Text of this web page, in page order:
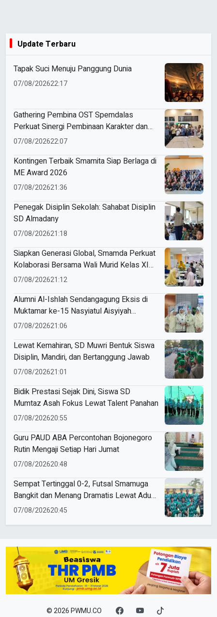
Update Terbaru
Tapak Suci Menuju Panggung Dunia
07/08/202622:17
Gathering Pembina OST Spemdalas
Perkuat Sinergi Pembinaan Karakter dan
Prestasi Siswa
07/08/202622:07
Kontingen Terbaik Smamita Siap Berlaga di
ME Award 2026
07/08/202621:36
Penegak Disiplin Sekolah: Sahabat Disiplin
SD Almadany
07/08/202621:18
Siapkan Generasi Global, Smamda Perkuat
Kolaborasi Bersama Wali Murid Kelas XI
Program Internasional
07/08/202621:12
Alumni Al-Ishlah Sendangagung Eksis di
Muktamar ke-15 Nasyiatul Aisyiyah
Surakarta
07/08/202621:06
Lewat Kemahiran, SD Muwri Bentuk Siswa
Disiplin, Mandiri, dan Bertanggung Jawab
07/08/202621:01
Bidik Prestasi Sejak Dini, Siswa SD
Mumtaz Asah Fokus Lewat Talent Panahan
07/08/202620:55
Guru PAUD ABA Percontohan Bojonegoro
Rutin Mengaji Setiap Hari Jumat
07/08/202620:48
Sempat Tertinggal 0-2, Futsal Smamuga
Bangkit dan Menang Dramatis Lewat Adu
Penalti
07/08/202620:45
© 2026 PWMU.CO